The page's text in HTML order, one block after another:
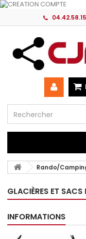
Rando/
GLACIÈRES ET SACS
INFORMATIONS